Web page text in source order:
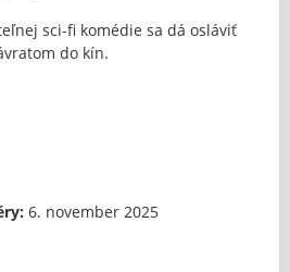
sci-fi komédie sa dá osláviť
do kín.
6. november 2025